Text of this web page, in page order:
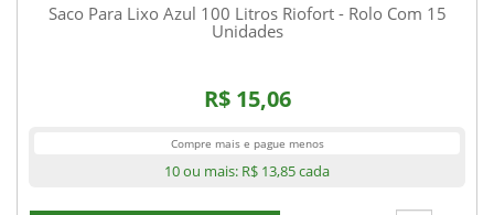
Saco Para Lixo Azul 100 Litros Riofort - Rolo Com 15
Unidades
R$ 15,06
Compre mais e pague menos
10 ou mais: R$ 13,85cada